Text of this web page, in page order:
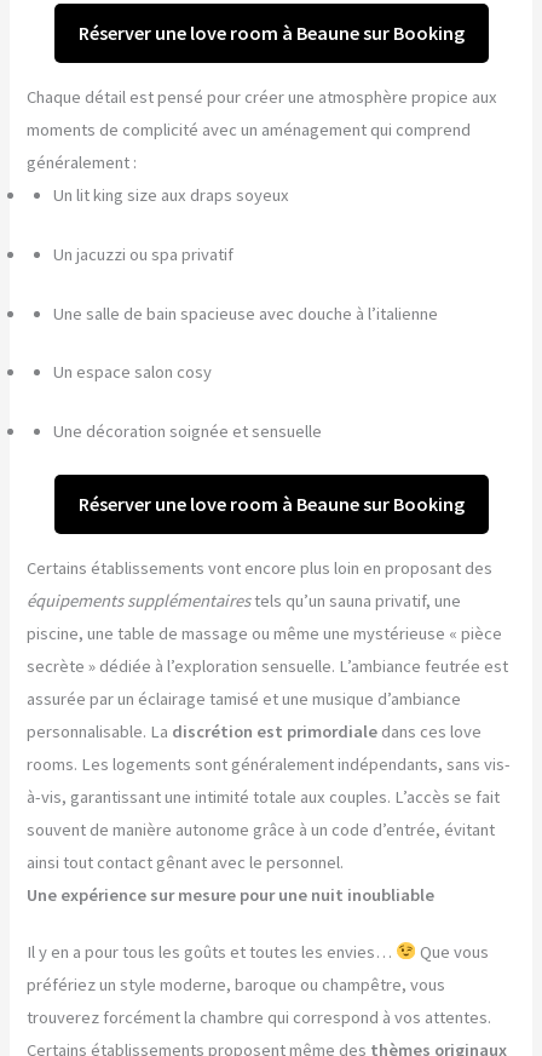
Réserver une love room à Beaune sur Booking
Chaque détail est pensé pour créer une atmosphère propice aux
moments de complicité avec un aménagement qui comprend
généralement :
Un lit king size aux draps soyeux
Un jacuzzi ou spa privatif
Une salle de bain spacieuse avec douche à l’italienne
Un espace salon cosy
Une décoration soignée et sensuelle
Réserver une love room à Beaune sur Booking
Certains établissements vont encore plus loin en proposant des
équipements supplémentairestels qu’un sauna privatif, une
piscine, une table de massage ou même une mystérieuse « pièce
secrète » dédiée à l’exploration sensuelle. L’ambiance feutrée est
assurée par un éclairage tamisé et une musique d’ambiance
personnalisable. La discrétion est primordiale dans ces love
rooms. Les logements sont généralement indépendants, sans vis-
à-vis, garantissant une intimité totale aux couples. L’accès se fait
souvent de manière autonome grâce à un code d’entrée, évitant
ainsi tout contact gênant avec le personnel.
Une expérience sur mesure pour une nuit inoubliable
Il y en a pour tous les goûts et toutes les envies…
Que vous
préfériez un style moderne, baroque ou champêtre, vous
trouverez forcément la chambre qui correspond à vos attentes.
Certains établissements proposent même des thèmes originaux